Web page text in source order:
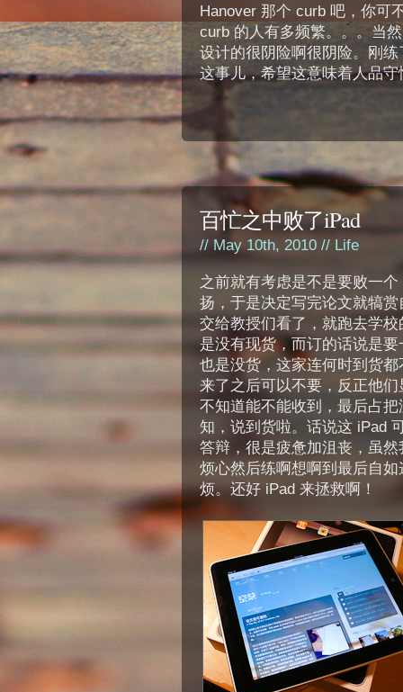
Hanover 那个 curb 吧，你可
curb 的人有多频繁。。。当
设计的很阴险啊很阴险。刚
这事儿，希望这意味着人品
百忙之中败了iPad
// May 10th, 2010 // Life
之前就有考虑是不是要败一
扬，于是决定写完论文就犒
交给教授们看了，就跑去学
是没有现货，而订的话说是
也是没货，这家连何时到货
来了之后可以不要，反正他
不知道能不能收到，最后占
知，说到货啦。话说这 iPad
答辩，很是疲惫加沮丧，虽
烦心然后练啊想啊到最后自
烦。还好 iPad 来拯救啊！